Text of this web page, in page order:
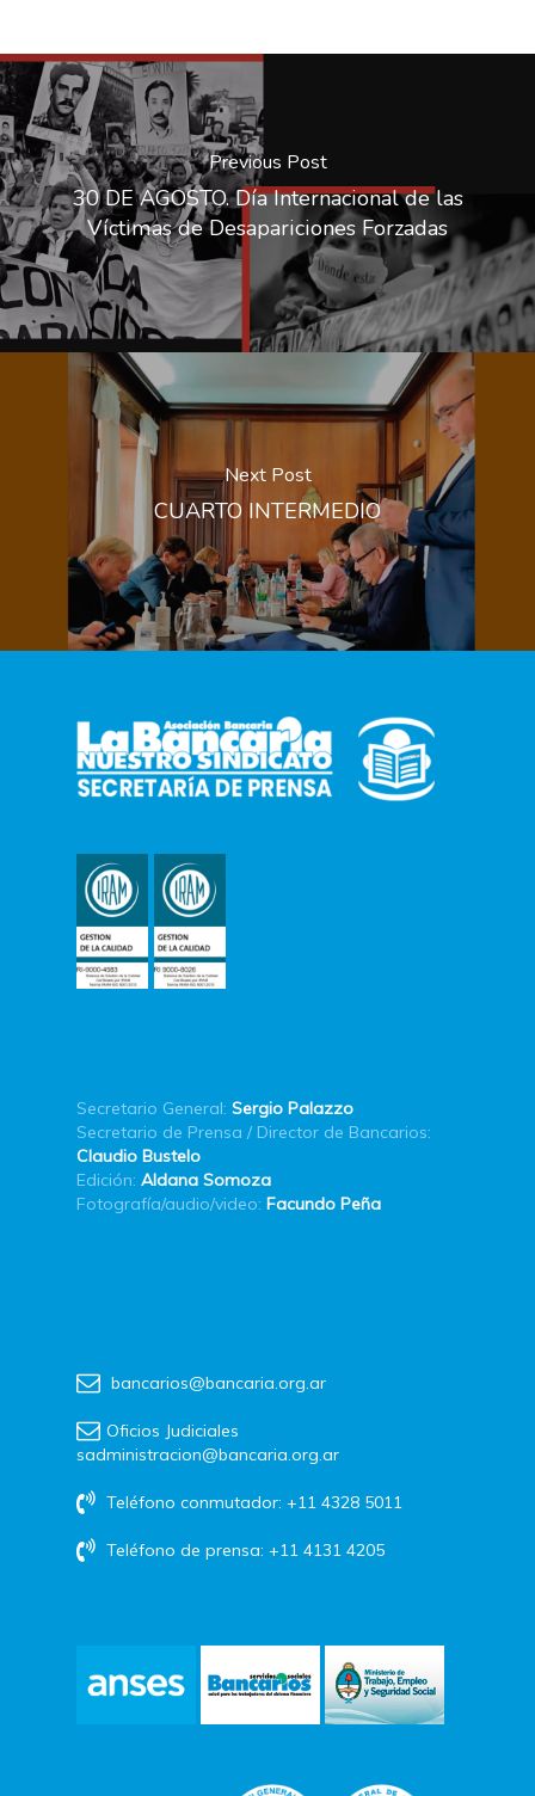
Previous Post
30 DE AGOSTO. Día Internacional de las
Víctimas de Desapariciones Forzadas
Next Post
CUARTO INTERMEDIO
Secretario General: Sergio Palazzo
Secretario de Prensa / Director de Bancarios:
Claudio Bustelo
Edición: Aldana Somoza
Fotografía/audio/video: Facundo Peña
bancarios@bancaria.org.ar
Oficios Judiciales
sadministracion@bancaria.org.ar
Teléfono conmutador: +11 4328 5011
Teléfono de prensa: +11 4131 4205